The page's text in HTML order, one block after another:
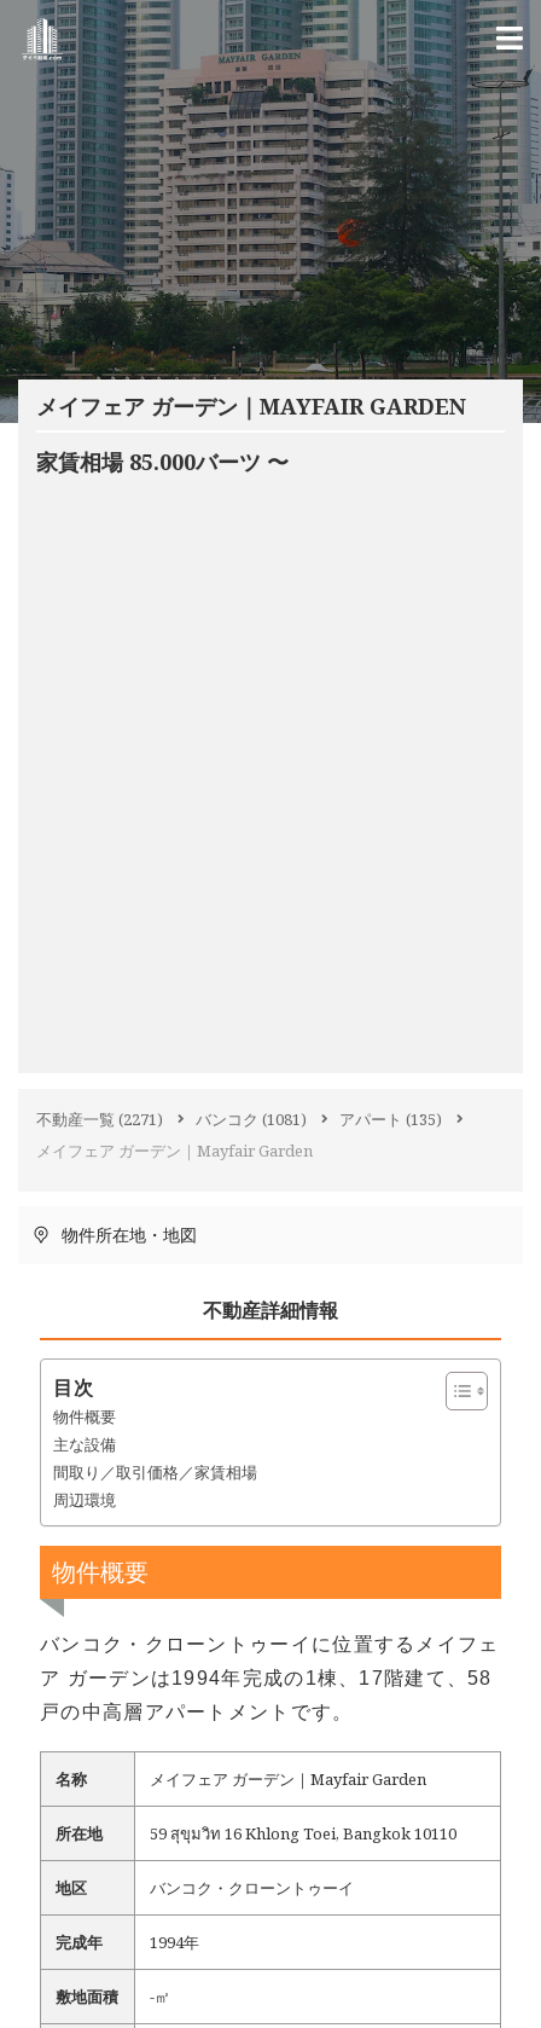
メイフェア ガーデン｜MAYFAIR GARDEN
家賃相場 85.000バーツ 〜
不動産一覧 (2271) バンコク (1081) アパート (135)
メイフェア ガーデン｜Mayfair Garden
物件所在地・地図
不動産詳細情報
目次
物件概要
主な設備
間取り／取引価格／家賃相場
周辺環境
物件概要
バンコク・クローントゥーイに位置するメイフェ
ア ガーデンは1994年完成の1棟、17階建て、58
戸の中高層アパートメントです。
名称 メイフェア ガーデン｜Mayfair Garden
所在地 59 สุขุมวิท 16 Khlong Toei, Bangkok 10110
地区 バンコク・クローントゥーイ
完成年 1994年
敷地面積 -㎡